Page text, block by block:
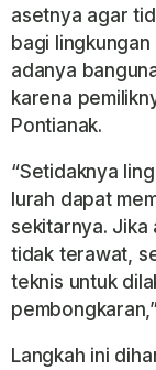
asetnya agar
bagi
adanya
karena
Pontianak.
“Setidaknya
lurah dapat
sekitarnya. Jika
tidak terawat,
teknis untuk
Langkah ini